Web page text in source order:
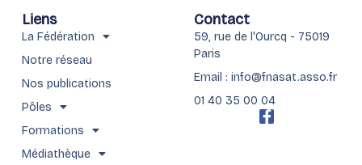
Liens
La Fédération
Notre réseau
Nos publications
Pôles
Formations
Médiathèque
Contact
59, rue de l'Ourcq - 75019
Paris
Email : info@fnasat.asso.fr
01 40 35 00 04
F